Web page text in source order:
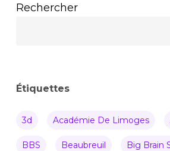
Rechercher
Étiquettes
3d Académie De Limoges
BBS Beaubreuil Big Brain